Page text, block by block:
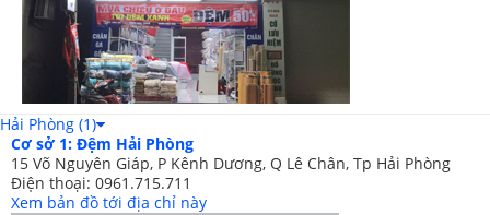
Hải Phòng (1)
Cơ sở 1: Đệm Hải Phòng
15 Võ Nguyên Giáp, P Kênh Dương, Q Lê Chân, Tp Hải Phòng
Điện thoại: 0961.715.711
Xem bản đồ tới địa chỉ này